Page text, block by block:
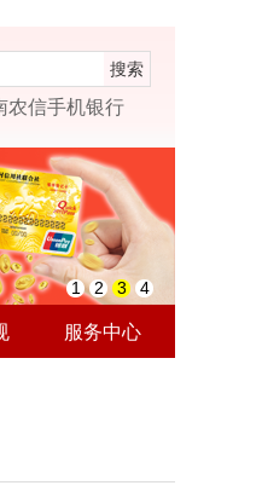
搜索
农信手机银行
1 2 3 4
服务中心